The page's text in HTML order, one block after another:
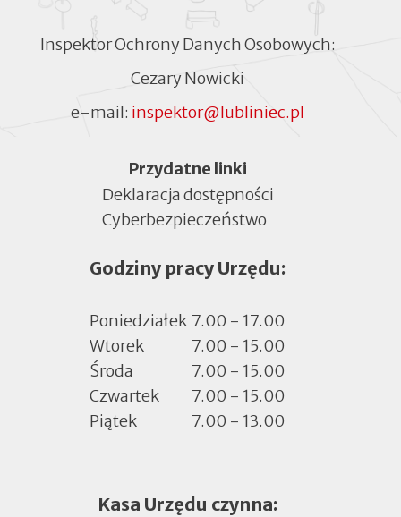
Inspektor Ochrony Danych Osobowych:
Cezary Nowicki
e-mail: inspektor@lubliniec.pl
MenuPrzydatne linki
Deklaracja dostępności
Cyberbezpieczeństwo
w
zakładce
Godziny pracy Urzędu:
Poniedziałek 7.00 - 17.00
Wtorek
7.00 - 15.00
Środa
7.00 - 15.00
Czwartek
7.00 - 15.00
Piątek
7.00 - 13.00
Kasa Urzędu czynna: